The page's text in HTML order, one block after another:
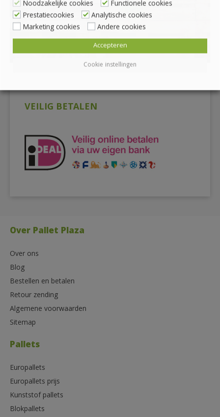
VEILIG BETALEN
Over Pallet Plaza
Over ons
Blog
Bestellen en betalen
Retour zending
Algemene voorwaarden
Sitemap
Pallets
Europallets
Europallets prijs
Kunststof pallets
Blokpallets
Noodzakelijke cookies
Functionele cookies
Prestatiecookies
Analytische cookies
Marketing cookies
Andere cookies
Cookie instellingen
Accepteren